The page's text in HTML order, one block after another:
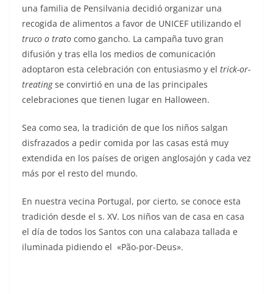
una familia de Pensilvania decidió organizar una
recogida de alimentos a favor de UNICEF utilizando el
truco o trato como gancho. La campaña tuvo gran
difusión y tras ella los medios de comunicación
adoptaron esta celebración con entusiasmo y el trick-or-
treatingse convirtió en una de las principales
celebraciones que tienen lugar en Halloween.
Sea como sea, la tradición de que los niños salgan
disfrazados a pedir comida por las casas está muy
extendida en los países de origen anglosajón y cada vez
más por el resto del mundo.
En nuestra vecina Portugal, por cierto, se conoce esta
tradición desde el s. XV. Los niños van de casa en casa
el día de todos los Santos con una calabaza tallada e
iluminada pidiendo el «Pão-por-Deus».